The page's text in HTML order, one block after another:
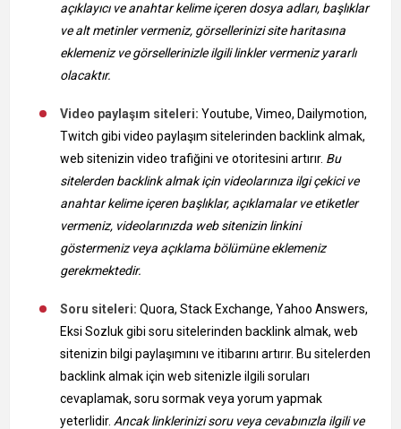
açıklayıcı ve anahtar kelime içeren dosya adları, başlıklar
ve alt metinler vermeniz, görsellerinizi site haritasına
eklemeniz ve görsellerinizle ilgili linkler vermeniz yararlı
olacaktır.
Video paylaşım siteleri:Youtube, Vimeo, Dailymotion,
Twitch gibi video paylaşım sitelerinden backlink almak,
web sitenizin video trafiğini ve otoritesini artırır. Bu
sitelerden backlink almak için videolarınıza ilgi çekici ve
anahtar kelime içeren başlıklar, açıklamalar ve etiketler
vermeniz, videolarınızda web sitenizin linkini
göstermeniz veya açıklama bölümüne eklemeniz
gerekmektedir.
Soru siteleri: Quora, Stack Exchange, Yahoo Answers,
Eksi Sozluk gibi soru sitelerinden backlink almak, web
sitenizin bilgi paylaşımını ve itibarını artırır. Bu sitelerden
backlink almak için web sitenizle ilgili soruları
cevaplamak, soru sormak veya yorum yapmak
yeterlidir. Ancak linklerinizi soru veya cevabınızla ilgili ve